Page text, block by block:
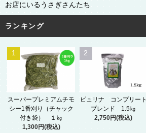
お店にいるうさぎさんたち
ランキング
1
スーパープレミアムチモ
シー1番刈り（チャック
付き袋） １㎏
1,300円(税込)
2
ピュリナ コンプリート
ブレンド 1.5㎏
2,750円(税込)